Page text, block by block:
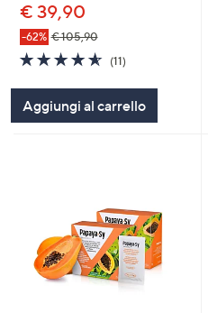
€ 39,90
-62% € 105,90
4.5
of
5
Stars
(11)11
Aggiungi al carrello